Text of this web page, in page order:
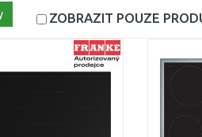
ZOBRAZIT POUZE